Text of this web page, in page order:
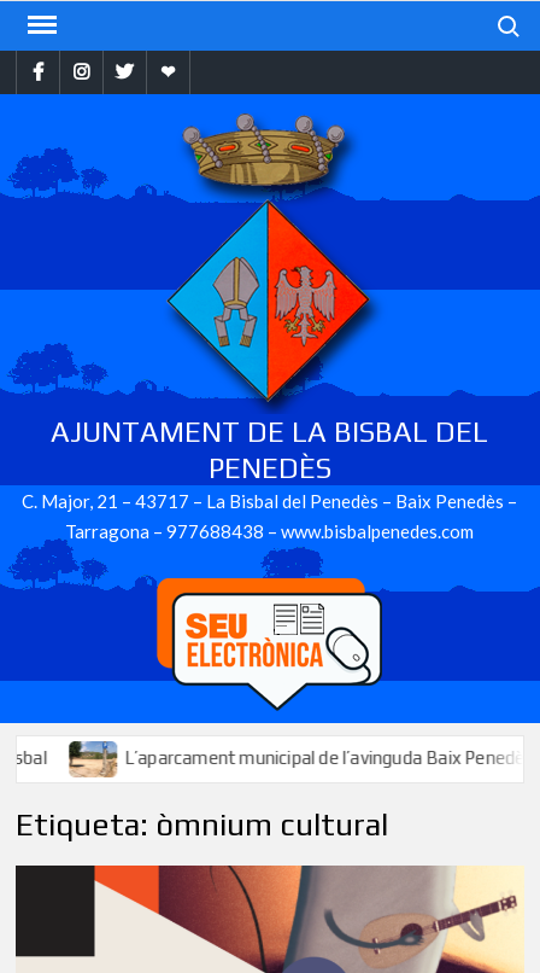
Skip
contentFacebookInstragram
TwitterEbando
AJUNTAMENT DE LA BISBAL DEL
PENEDÈS
C. Major, 21 – 43717 – La Bisbal del Penedès – Baix Penedès –
Tarragona – 977688438 – www.bisbalpenedes.com
L’aparcament municipal de l’avinguda Baix Penedès ja està
Etiqueta: òmnium cultural